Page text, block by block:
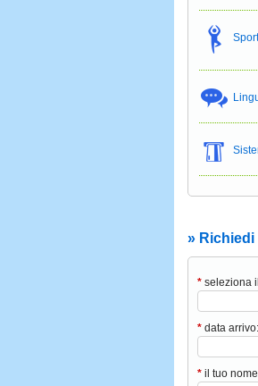
»
*seleziona
*data arrivo:
*il tuo